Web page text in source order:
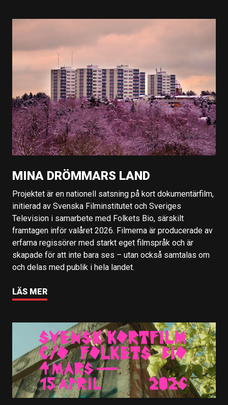
MINA DRÖMMARS LAND
Projektet är en nationell satsning på kort dokumentärfilm,
initierad av Svenska Filminstitutet och Sveriges
Television i samarbete med Folkets Bio, särskilt
framtagen inför valåret 2026. Filmerna är producerade av
erfarna regissörer med starkt eget filmspråk och är
skapade för att inte bara ses – utan också samtalas om
och delas med publik i hela landet.
LÄS MER